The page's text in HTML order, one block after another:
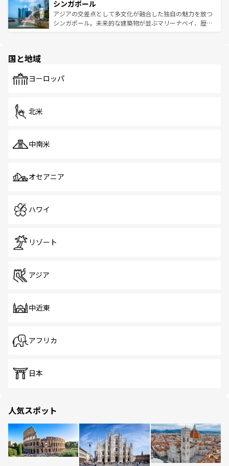
参照してほしい。
激する。気候は一年中温暖で、どの季節にも異なる楽しみ
が待っている。親しみやすいタイの人々、仏教を中心とし
た文化、そして多様な観光資源が、訪れる旅人を魅了し続
み、どこを訪れても感動するはず。観光スポットが密集し
ており、効率よく見どころを回れるのも魅力。息をのむよ
うな絶景から文化的な体験まで、香港を存分に楽しみ尽く
シンガポール
アジアの交差点として多文化が融合した独自の魅力を放つ
シンガポール。未来的な建築物が並ぶマリーナベイ、歴史
で、ホーカーズは地元の風情を楽しめる外せないスポット
国と地域
ヨーロッパ
北米
中南米
オセアニア
ハワイ
リゾート
アジア
中近東
アフリカ
日本
人気スポット